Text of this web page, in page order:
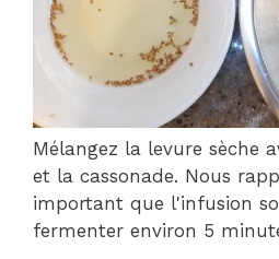
Mélangez la levure sèche
et la cassonade. Nous
important que l'infusion
fermenter environ 5